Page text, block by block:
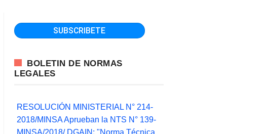
BOLETIN DE NORMAS
LEGALES
RESOLUCIÓN MINISTERIAL N° 214-
2018/MINSA Aprueban la NTS N° 139-
MINSA/2018/ DGAIN: "Norma Técnica